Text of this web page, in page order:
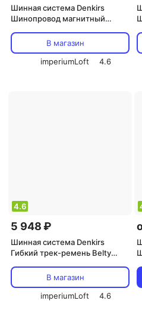
Шинная система Denkirs
Шинопровод магнитный
TR5202-WHВ магазин
imperiumLoft
4.6
4.6
5 948 ₽
Шинная система Denkirs
Гибкий трек-ремень Belty
В магазин
imperiumLoft
4.6